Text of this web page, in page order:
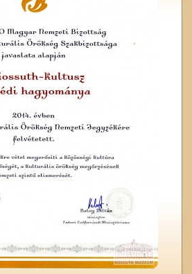
Cegléden
Kezdődik az iskola!